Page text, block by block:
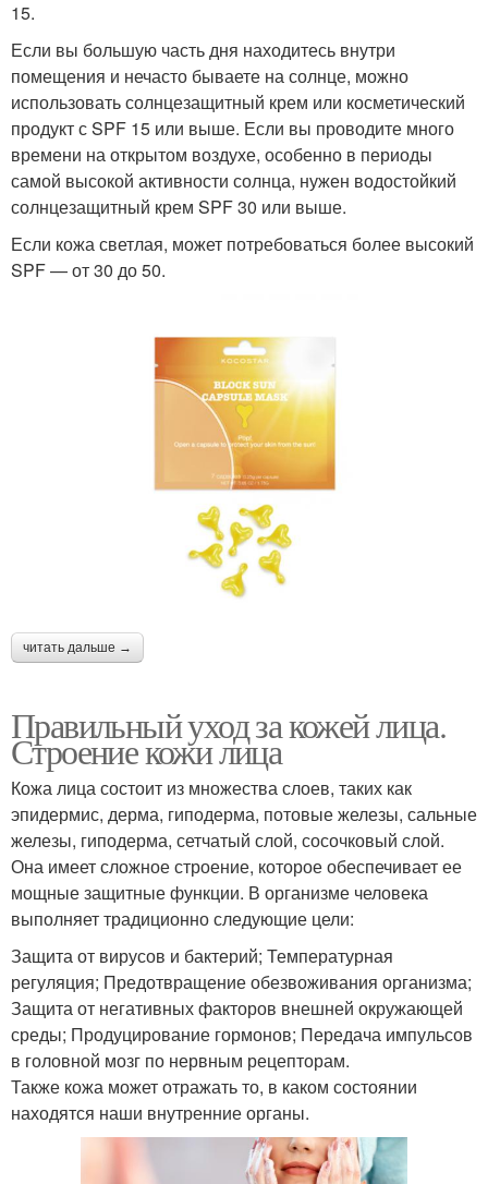
15.
Если вы большую часть дня находитесь внутри
помещения и нечасто бываете на солнце, можно
использовать солнцезащитный крем или косметический
продукт с SPF 15 или выше. Если вы проводите много
времени на открытом воздухе, особенно в периоды
самой высокой активности солнца, нужен водостойкий
солнцезащитный крем SPF 30 или выше.
Если кожа светлая, может потребоваться более высокий
SPF — от 30 до 50.
читать дальше →
Правильный уход за кожей лица.
Строение кожи лица
Кожа лица состоит из множества слоев, таких как
эпидермис, дерма, гиподерма, потовые железы, сальные
железы, гиподерма, сетчатый слой, сосочковый слой.
Она имеет сложное строение, которое обеспечивает ее
мощные защитные функции. В организме человека
выполняет традиционно следующие цели:
Защита от вирусов и бактерий; Температурная
регуляция; Предотвращение обезвоживания организма;
Защита от негативных факторов внешней окружающей
среды; Продуцирование гормонов; Передача импульсов
в головной мозг по нервным рецепторам.
Также кожа может отражать то, в каком состоянии
находятся наши внутренние органы.